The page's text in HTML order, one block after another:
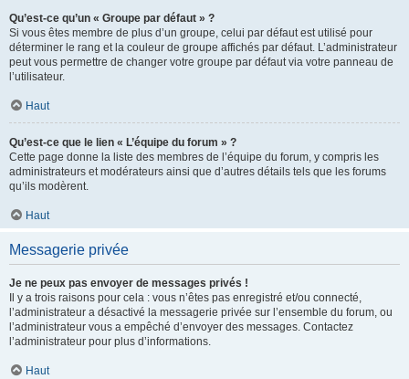
Qu’est-ce qu’un « Groupe par défaut » ?
Si vous êtes membre de plus d’un groupe, celui par défaut est utilisé pour
déterminer le rang et la couleur de groupe affichés par défaut. L’administrateur
peut vous permettre de changer votre groupe par défaut via votre panneau de
l’utilisateur.
Haut
Qu’est-ce que le lien « L’équipe du forum » ?
Cette page donne la liste des membres de l’équipe du forum, y compris les
administrateurs et modérateurs ainsi que d’autres détails tels que les forums
qu’ils modèrent.
Haut
Messagerie privée
Je ne peux pas envoyer de messages privés !
Il y a trois raisons pour cela : vous n’êtes pas enregistré et/ou connecté,
l’administrateur a désactivé la messagerie privée sur l’ensemble du forum, ou
l’administrateur vous a empêché d’envoyer des messages. Contactez
l’administrateur pour plus d’informations.
Haut